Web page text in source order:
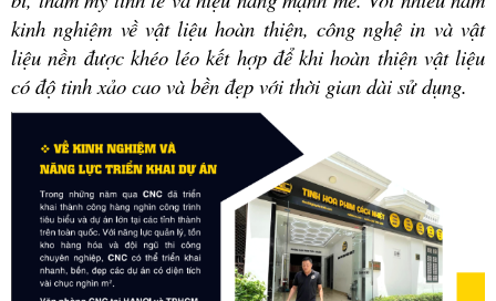
kinh nghiệm về vật liệu hoàn thiện, công nghệ in và vật
liệu nền được khéo léo kết hợp để khi hoàn thiện vật liệu
có độ tinh xảo cao và bền đẹp với thời gian dài sử dụng.